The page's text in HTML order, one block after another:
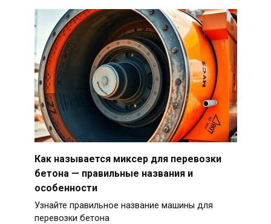
Как называется миксер для перевозки
бетона — правильные названия и
особенности
Узнайте правильное название машины для
перевозки бетона